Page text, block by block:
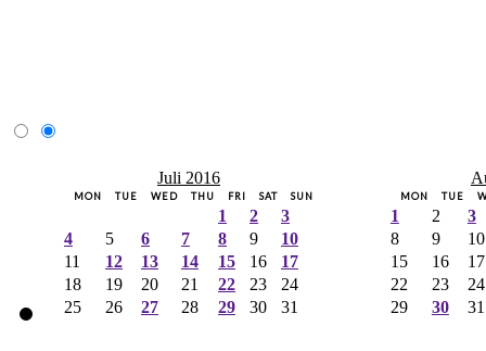
Juli 2016
MON TUE WED THU FRI SAT SUN
1 2
3
4
5 6 7 8 9
10
11
12 13 14 15 16
17
18
19 20 21 22 23
24
25
26 27 28 29 30 31
MON TUE
1 2
3
8
9
10
15
16
17
22
23
24
29
30 31